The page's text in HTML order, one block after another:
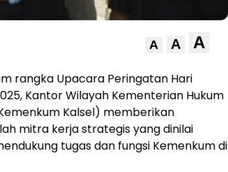
A A A
rangka Upacara Peringatan Hari
Kantor Wilayah Kementerian Hukum
Kalsel) memberikan
mitra kerja strategis yang dinilai
tugas dan fungsi Kemenkum di